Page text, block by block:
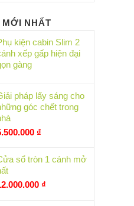
MỚI NHẤT
kiện cabin Slim 2
xếp gấp hiện đại
gàng
pháp lấy sáng cho
góc chết trong
₫
sổ tròn 1 cánh mở
₫